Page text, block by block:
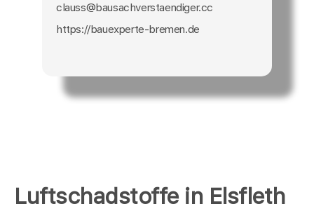
Luftschadstoffe in Elsfleth
clauss@bausachverstaendiger.cc
https://bauexperte-bremen.de